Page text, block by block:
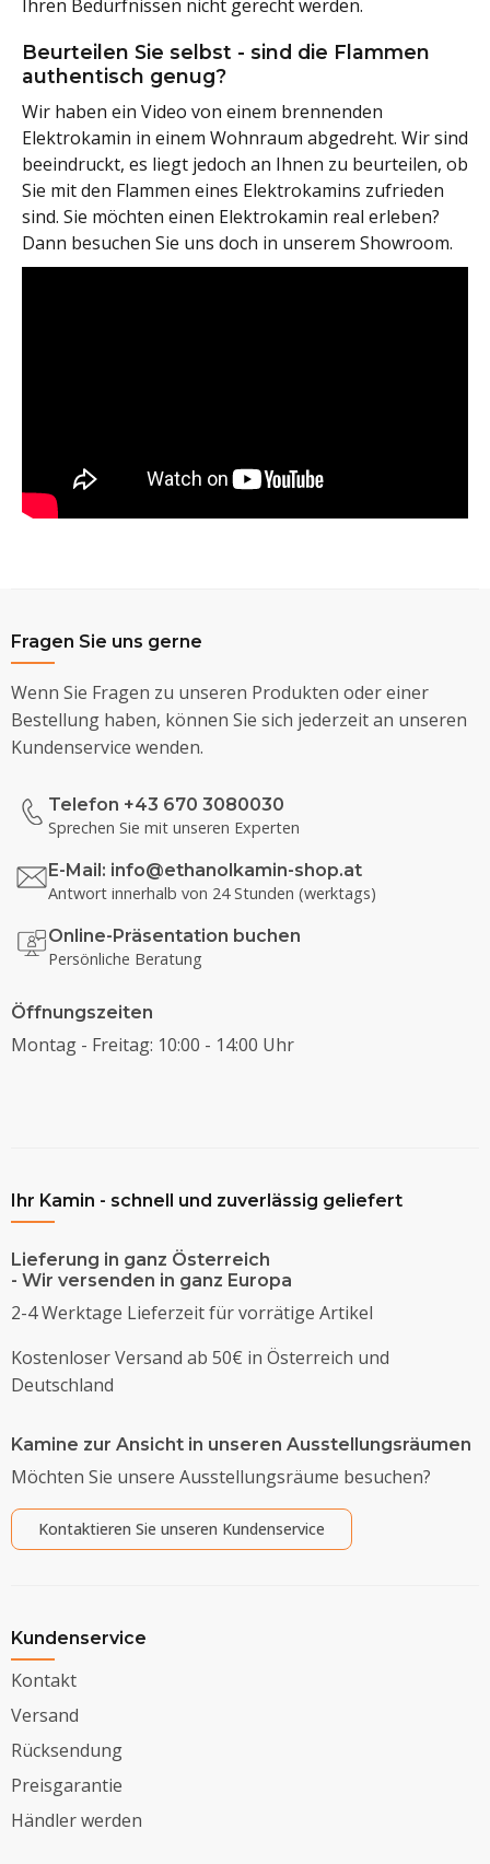
Ihren Bedürfnissen nicht gerecht werden.
Beurteilen Sie selbst - sind die Flammen
authentisch genug?
Wir haben ein Video von einem brennenden
Elektrokamin in einem Wohnraum abgedreht. Wir sind
beeindruckt, es liegt jedoch an Ihnen zu beurteilen, ob
Sie mit den Flammen eines Elektrokamins zufrieden
sind. Sie möchten einen Elektrokamin real erleben?
Dann besuchen Sie uns doch in unserem Showroom.
Fragen Sie uns gerne
Wenn Sie Fragen zu unseren Produkten oder einer
Bestellung haben, können Sie sich jederzeit an unseren
Kundenservice wenden.
Telefon +43 670 3080030
Sprechen Sie mit unseren Experten
E-Mail: info@ethanolkamin-shop.at
Antwort innerhalb von 24 Stunden (werktags)
Online-Präsentation buchen
Persönliche Beratung
Öffnungszeiten
Montag - Freitag: 10:00 - 14:00 Uhr
Ihr Kamin - schnell und zuverlässig geliefert
Lieferung in ganz Österreich
- Wir versenden in ganz Europa
2-4 Werktage Lieferzeit für vorrätige Artikel
Kostenloser Versand ab 50€ in Österreich und
Deutschland
Kamine zur Ansicht in unseren Ausstellungsräumen
Möchten Sie unsere Ausstellungsräume besuchen?
Kontaktieren Sie unseren Kundenservice
Kundenservice
Kontakt
Versand
Rücksendung
Preisgarantie
Händler werden